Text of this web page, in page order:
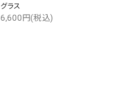
グラス
6,600円(税込)